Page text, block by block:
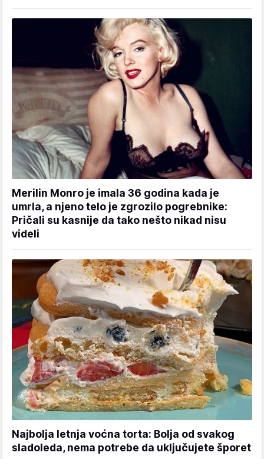
Merilin Monro je imala 36 godina kada je
umrla, a njeno telo je zgrozilo pogrebnike:
Pričali su kasnije da tako nešto nikad nisu
videli
Najbolja letnja voćna torta: Bolja od svakog
sladoleda, nema potrebe da uključujete šporet